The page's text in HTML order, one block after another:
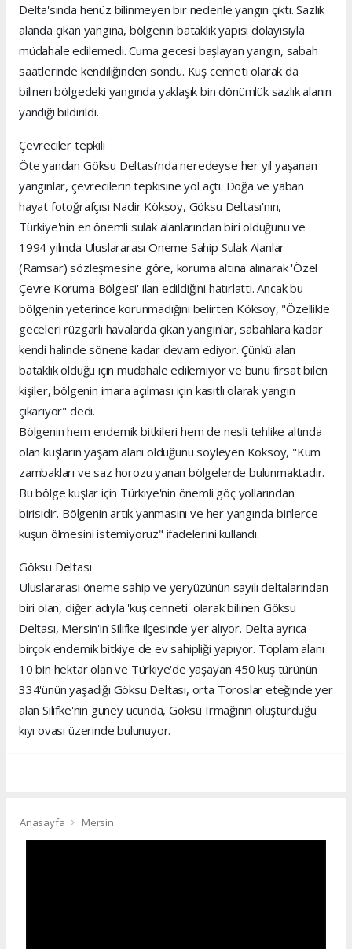
Delta'sında henüz bilinmeyen bir nedenle yangın çıktı. Sazlık
alanda çıkan yangına, bölgenin bataklık yapısı dolayısıyla
müdahale edilemedi. Cuma gecesi başlayan yangın, sabah
saatlerinde kendiliğinden söndü. Kuş cenneti olarak da
bilinen bölgedeki yangında yaklaşık bin dönümlük sazlık alanın
yandığı bildirildi.
Çevreciler tepkili
Öte yandan Göksu Deltası'nda neredeyse her yıl yaşanan
yangınlar, çevrecilerin tepkisine yol açtı. Doğa ve yaban
hayat fotoğrafçısı Nadir Köksoy, Göksu Deltası'nın,
Türkiye'nin en önemli sulak alanlarından biri olduğunu ve
1994 yılında Uluslararası Öneme Sahip Sulak Alanlar
(Ramsar) sözleşmesine göre, koruma altına alınarak 'Özel
Çevre Koruma Bölgesi' ilan edildiğini hatırlattı. Ancak bu
bölgenin yeterince korunmadığını belirten Köksoy, "Özellikle
geceleri rüzgarlı havalarda çıkan yangınlar, sabahlara kadar
kendi halinde sönene kadar devam ediyor. Çünkü alan
bataklık olduğu için müdahale edilemiyor ve bunu fırsat bilen
kişiler, bölgenin imara açılması için kasıtlı olarak yangın
çıkarıyor" dedi.
Bölgenin hem endemik bitkileri hem de nesli tehlike altında
olan kuşların yaşam alanı olduğunu söyleyen Koksoy, "Kum
zambakları ve saz horozu yanan bölgelerde bulunmaktadır.
Bu bölge kuşlar için Türkiye'nin önemli göç yollarından
birisidir. Bölgenin artık yanmasını ve her yangında binlerce
kuşun ölmesini istemiyoruz" ifadelerini kullandı.
Göksu Deltası
Uluslararası öneme sahip ve yeryüzünün sayılı deltalarından
biri olan, diğer adıyla 'kuş cenneti' olarak bilinen Göksu
Deltası, Mersin'in Silifke ilçesinde yer alıyor. Delta ayrıca
birçok endemik bitkiye de ev sahipliği yapıyor. Toplam alanı
10 bin hektar olan ve Türkiye'de yaşayan 450 kuş türünün
334'ünün yaşadığı Göksu Deltası, orta Toroslar eteğinde yer
alan Silifke'nin güney ucunda, Göksu Irmağının oluşturduğu
kıyı ovası üzerinde bulunuyor.
Anasayfa Mersin